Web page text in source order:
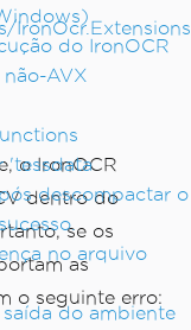
do IronOCR
não-AVX
'tessdata
descompactar o
no arquivo
do ambiente
IronOcr.Extensions
o IronOCR
dentro do
se os
as
o seguinte erro: